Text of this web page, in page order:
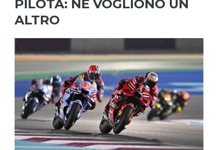
PILOTA: NE VOGLIONO UN
ALTRO